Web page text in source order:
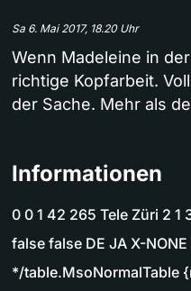
Sa 6. Mai 2017, 18.20 Uhr
Wenn Madeleine in
richtige Kopfarbeit.
der Sache. Mehr als
Informationen
0 0 1 42 265 Tele Züri 2 1
false false DE JA X-
*/table.MsoNormalTable